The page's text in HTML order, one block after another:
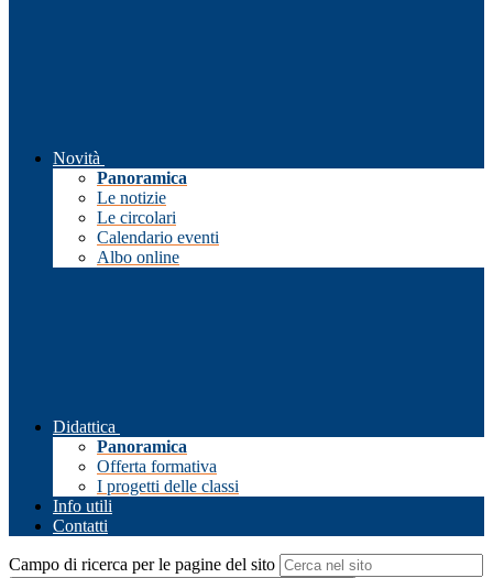
Novità
Panoramica
Le notizie
Le circolari
Calendario eventi
Albo online
Didattica
Panoramica
Offerta formativa
I progetti delle classi
Info utili
Contatti
Campo di ricerca per le pagine del sito